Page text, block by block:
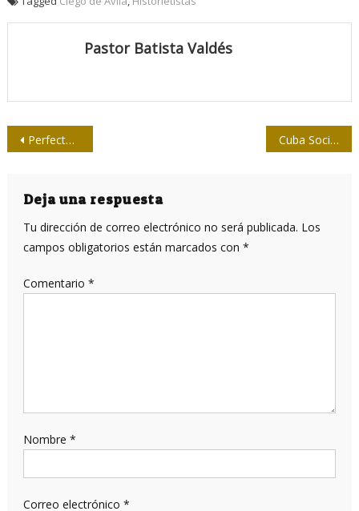
Pastor Batista Valdés
Navegación
entradas
Perfecto vuelve a Camagüey, cámara y fotos en mano Cuba Socialista presentará nueva web e impresos recientes
Deja una respuesta
Tu dirección de correo electrónico no será publicada. Los
campos obligatorios están marcados con *
Comentario *
Nombre *
Correo electrónico *